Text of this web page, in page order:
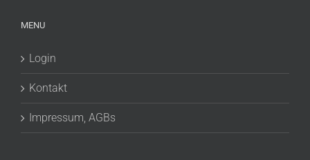
MENU
Login
Kontakt
Impressum, AGBs